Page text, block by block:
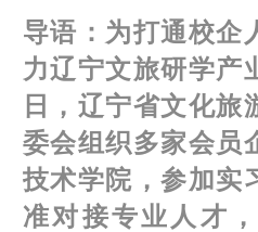
导语：为打通校企
力辽宁文旅研学产
日，辽宁省文化旅
委会组织多家会员
技术学院，参加实
准对接专业人才